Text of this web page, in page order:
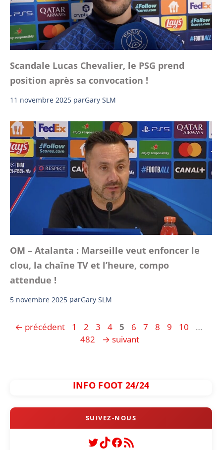
Scandale Lucas Chevalier, le PSG prend
position après sa convocation !
11 novembre 2025 parGary SLM
OM – Atalanta : Marseille veut enfoncer le
clou, la chaîne TV et l’heure, compo
attendue !
5 novembre 2025 parGary SLM
← précédent Page
1 Page
2 Page
3 Page
4 Page
5 Page
6 Page
7 Page
8 Page
9 Page
10 …
482
→ suivant
INFO FOOT 24/24
Twitter
TikTok
Facebook
Flux RSS